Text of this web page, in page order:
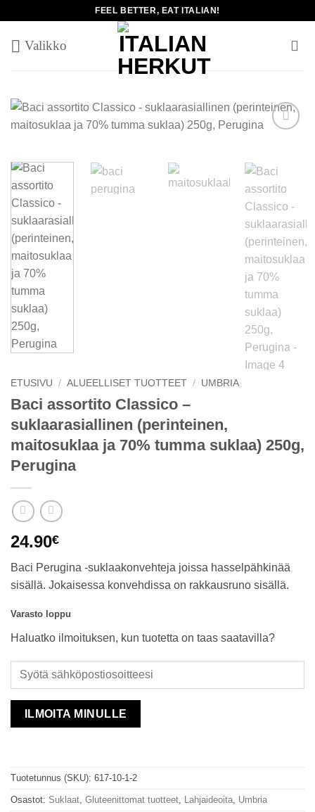
content
FEEL BETTER, EAT ITALIAN!
ETUSIVU / ALUEELLISET TUOTTEET / UMBRIA
Baci assortito Classico –
suklaarasiallinen (perinteinen,
maitosuklaa ja 70% tumma suklaa) 250g,
Perugina
24.90€
Baci Perugina -suklaakonvehteja joissa hasselpähkinää
sisällä. Jokaisessa konvehdissa on rakkausruno sisällä.
Varasto loppu
Haluatko ilmoituksen, kun tuotetta on taas saatavilla?
ILMOITA MINULLE
Tuotetunnus (SKU): 617-10-1-2
Osastot: Suklaat Gluteenittomat tuotteet Lahjaideoita Umbria